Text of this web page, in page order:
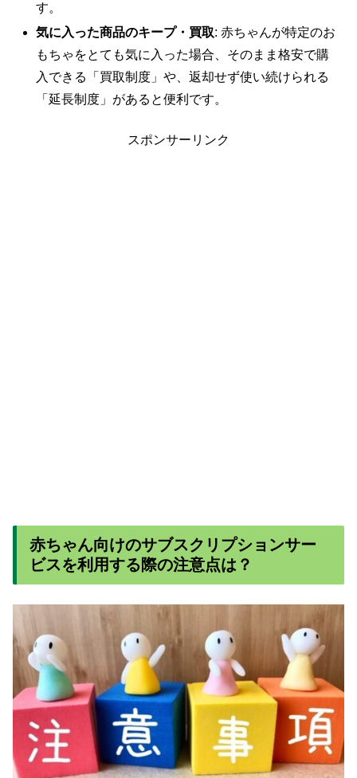
す。
気に入った商品のキープ・買取: 赤ちゃんが特定のお
もちゃをとても気に入った場合、そのまま格安で購
入できる「買取制度」や、返却せず使い続けられる
「延長制度」があると便利です。
スポンサーリンク
赤ちゃん向けのサブスクリプションサー
ビスを利用する際の注意点は？